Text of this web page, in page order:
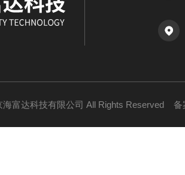
海富达科技有限公司 All Rights Reserved 备